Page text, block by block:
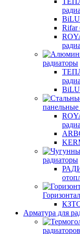
Rifar
радиаторы
радиаторы
КЗТО
Арматура для
радиаторов